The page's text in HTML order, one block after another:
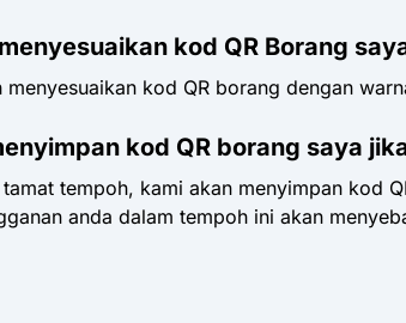
kod QR Borang
kod QR borang dengan
kod QR borang saya
tempoh, kami akan menyimpan kod
anda dalam tempoh ini akan